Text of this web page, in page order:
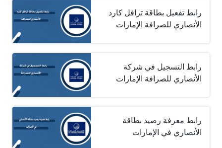
رابط تفعيل بطاقة ترافل كارد
الأنصاري للصرافة الإمارات
رابط التسجيل في شركة
الأنصاري للصرافة الإمارات
رابط معرفة رصيد بطاقة
الأنصاري في الإمارات